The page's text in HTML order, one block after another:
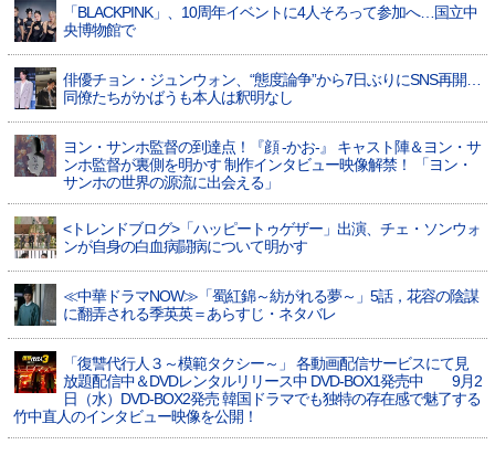
「BLACKPINK」、10周年イベントに4人そろって参加へ…国立中
央博物館で
俳優チョン・ジュンウォン、“態度論争”から7日ぶりにSNS再開…
同僚たちがかばうも本人は釈明なし
ヨン・サンホ監督の到達点！『顔 -かお-』 キャスト陣＆ヨン・サ
ンホ監督が裏側を明かす 制作インタビュー映像解禁！ 「ヨン・
サンホの世界の源流に出会える」
<トレンドブログ>「ハッピートゥゲザー」出演、チェ・ソンウォ
ンが自身の白血病闘病について明かす
≪中華ドラマNOW≫「蜀紅錦～紡がれる夢～」5話，花容の陰謀
に翻弄される季英英＝あらすじ・ネタバレ
「復讐代行人３～模範タクシー～」 各動画配信サービスにて見
放題配信中＆DVDレンタルリリース中 DVD-BOX1発売中 9月2
日（水）DVD-BOX2発売 韓国ドラマでも独特の存在感で魅了する
竹中直人のインタビュー映像を公開！